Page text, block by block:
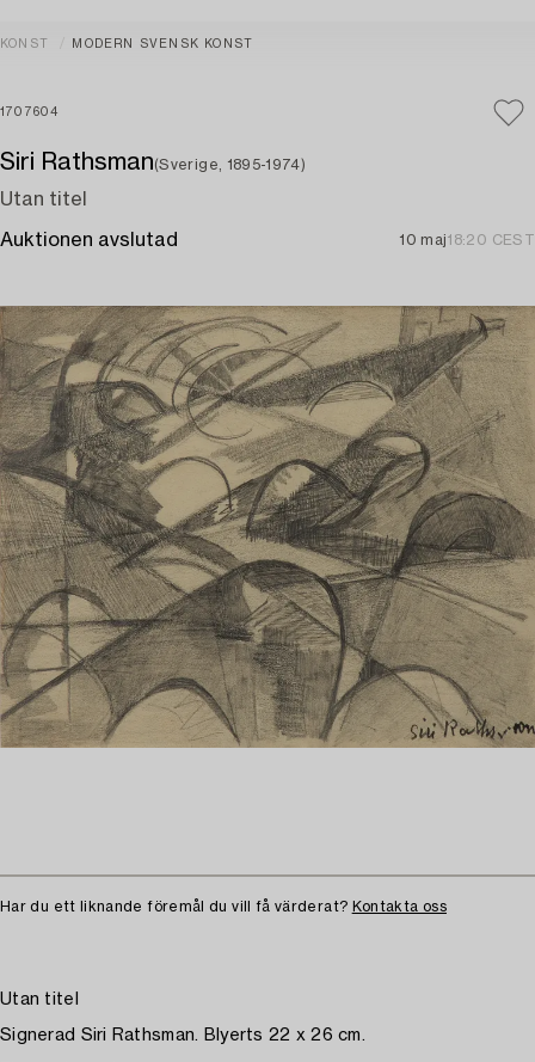
KONST MODERN SVENSK KONST
1707604
Siri Rathsman(Sverige, 1895-1974)
Utan titel
Auktionen avslutad 10 maj18:20 CEST
Har du ett liknande föremål du vill få värderat? Kontakta oss
Utan titel
Signerad Siri Rathsman. Blyerts 22 x 26 cm.